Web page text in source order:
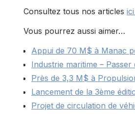
Consultez tous nos articles ici
Vous pourrez aussi aimer…
Appui de 70 M$ à Manac
Industrie maritime –
Près de 3,3 M$ à
Lancement de la 3ème
Projet de circulation de